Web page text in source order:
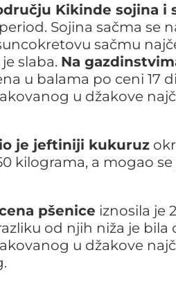
Kikinde sojina i
Sojina sačma se
sačmu
slaba. Na
u balama po ceni 17
u džakove
je jeftiniji kukuruz
kilograma, a mogao se
pšenice iznosila je
od njih niža je bila
u džakove